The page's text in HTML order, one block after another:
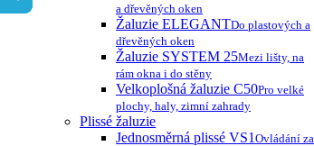
a dřevěných oken
Žaluzie ELEGANTDo plastových a
dřevěných oken
Žaluzie SYSTEM 25Mezi lišty, na
rám okna i do stěny
Velkoplošná žaluzie C50Pro velké
plochy, haly, zimní zahrady
Plissé žaluzie
Jednosměrná plissé VS1 Ovládání za